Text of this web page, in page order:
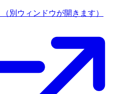
（別ウィンドウが開きます）